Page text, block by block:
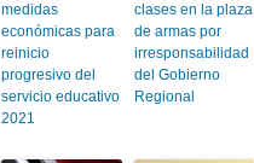
medidas
económicas para
reinicio
progresivo del
servicio educativo
2021
clases en la plaza
de armas por
irresponsabilidad
del Gobierno
Regional